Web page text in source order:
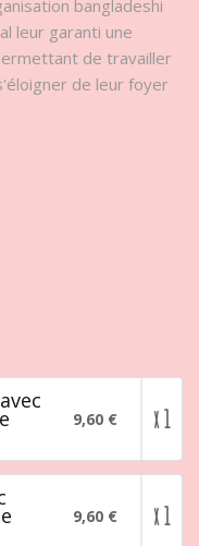
bangladeshi
leur garanti une
de travailler
de leur foyer
9,60 € x 1
9,60 € x 1